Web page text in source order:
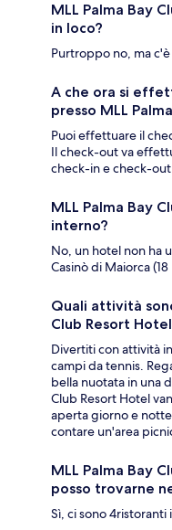
MLL Palma Bay
in loco?
Purtroppo no, ma
A che ora si
presso MLL
Puoi effettuare il
Il check-out va
check-in e check-
MLL Palma Bay
interno?
No, un hotel non ha
Casinò di Maiorca
Quali attività
Club Resort
Divertiti con attività
campi da tennis.
bella nuotata in una
Club Resort Hotel
aperta giorno e
contare un'area
MLL Palma Bay
posso trovarne
Sì, ci sono 4ristoranti